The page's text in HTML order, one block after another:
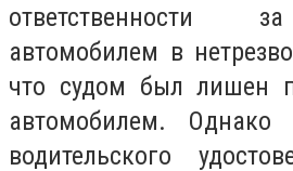
ответственности
автомобилем в
что судом был лишен
автомобилем.
водительского